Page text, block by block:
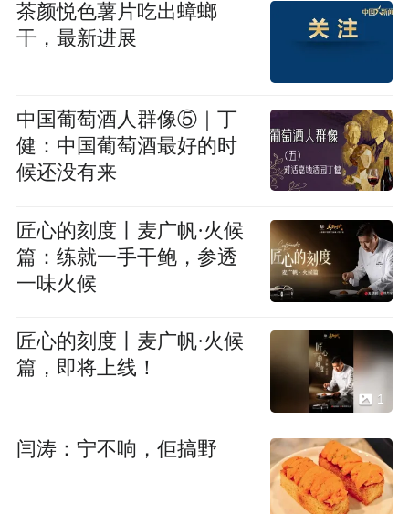
茶颜悦色薯片吃出蟑螂
干，最新进展
中国葡萄酒人群像⑤｜丁
健：中国葡萄酒最好的时
候还没有来
匠心的刻度丨麦广帆·火候
篇：练就一手干鲍，参透
一味火候
匠心的刻度丨麦广帆·火候
篇，即将上线！
1
闫涛：宁不响，佢搞野